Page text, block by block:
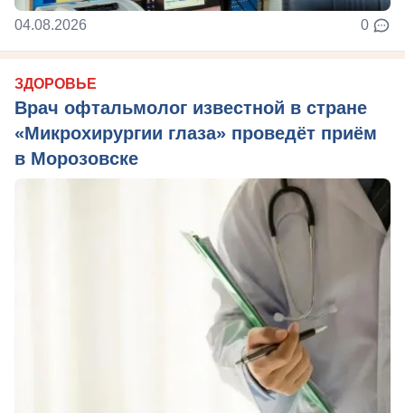
04.08.2026 0
ЗДОРОВЬЕ
Врач офтальмолог известной в стране
«Микрохирургии глаза» проведёт приём
в Морозовске